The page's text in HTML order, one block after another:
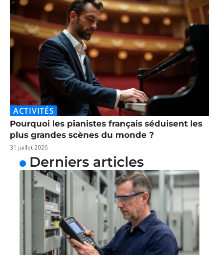
ACTIVITÉS
Pourquoi les pianistes français séduisent les
plus grandes scènes du monde ?
31 juillet 2026
Derniers articles